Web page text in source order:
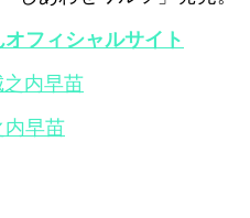
フィシャルサイト
内早苗
早苗